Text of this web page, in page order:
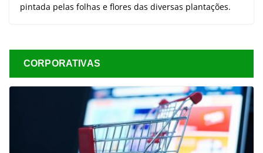
pintada pelas folhas e flores das diversas plantações.
CORPORATIVAS